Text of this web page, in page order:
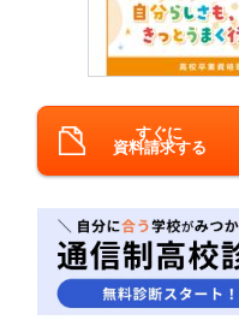
すぐに
資料請求する